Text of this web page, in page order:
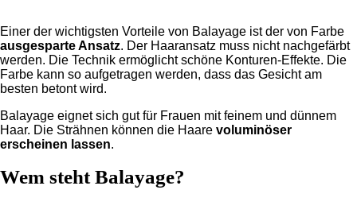
Einer der wichtigsten Vorteile von Balayage ist der von Farbe
ausgesparte Ansatz. Der Haaransatz muss nicht nachgefärbt
werden. Die Technik ermöglicht schöne Konturen-Effekte. Die
Farbe kann so aufgetragen werden, dass das Gesicht am
besten betont wird.
Balayage eignet sich gut für Frauen mit feinem und dünnem
Haar. Die Strähnen können die Haare voluminöser
erscheinen lassen.
Wem steht Balayage?